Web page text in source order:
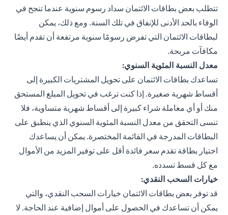
تتطلب بعض بطاقات الائتمان سداد رسوم سنوية عندما تنجح في
الوفاء بالحد الأدنى للإنفاق في تلك السنة. ومع ذلك، يمكن
لبطاقات الائتمان التي تفرض رسومًا سنوية مرتفعة أن تقدم أيضًا
مكافآت مربحة.
معدل النسبة المئوية السنوي:
تساعدك بطاقات الائتمان على تحويل المشتريات الكبيرة إلى
أقساط شهرية صغيرة. إذا كنت ترغب في تحويل المبلغ المستحق
منك أو أي معاملة شراء كبيرة إلى أقساط شهرية متساوية، فلا
تنسى التحقق من معدل النسبة المئوية السنوي الذي ينطبق على
البطاقات المدرجة في القائمة المختصرة. يمكن أن يساعدك
اختيار بطاقة تقدم سعر فائدة أقل على توفير المزيد من الأموال
مع كل قسط تسدده.
خيارات السحب النقدي:
قد توفر بعض بطاقات الائتمان خيارات السحب النقدي، والتي
يمكن أن تساعدك في الحصول على أموال إضافية عند الحاجة. لا